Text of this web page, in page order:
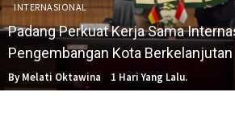
INTERNASIONAL
Padang Perkuat Kerja Sama
Pengembangan Kota Berkelanjutan
By Melati Oktawina 1 Hari Yang Lalu.